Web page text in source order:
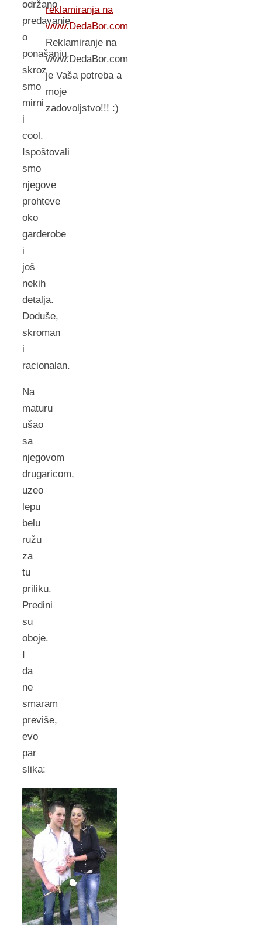
održano
predavanje
o
ponašanju,
skroz
smo
mirni
i
cool.
Ispoštovali
smo
njegove
prohteve
oko
garderobe
i
još
nekih
detalja.
Doduše,
skroman
i
racionalan.
Na
maturu
ušao
sa
njegovom
drugaricom,
uzeo
lepu
belu
ružu
za
tu
priliku.
Predini
su
oboje.
I
da
ne
smaram
previše,
evo
par
slika:
reklamiranja na
www.DedaBor.com
Reklamiranje na
www.DedaBor.com
je Vaša potreba a
moje
zadovoljstvo!!! :)